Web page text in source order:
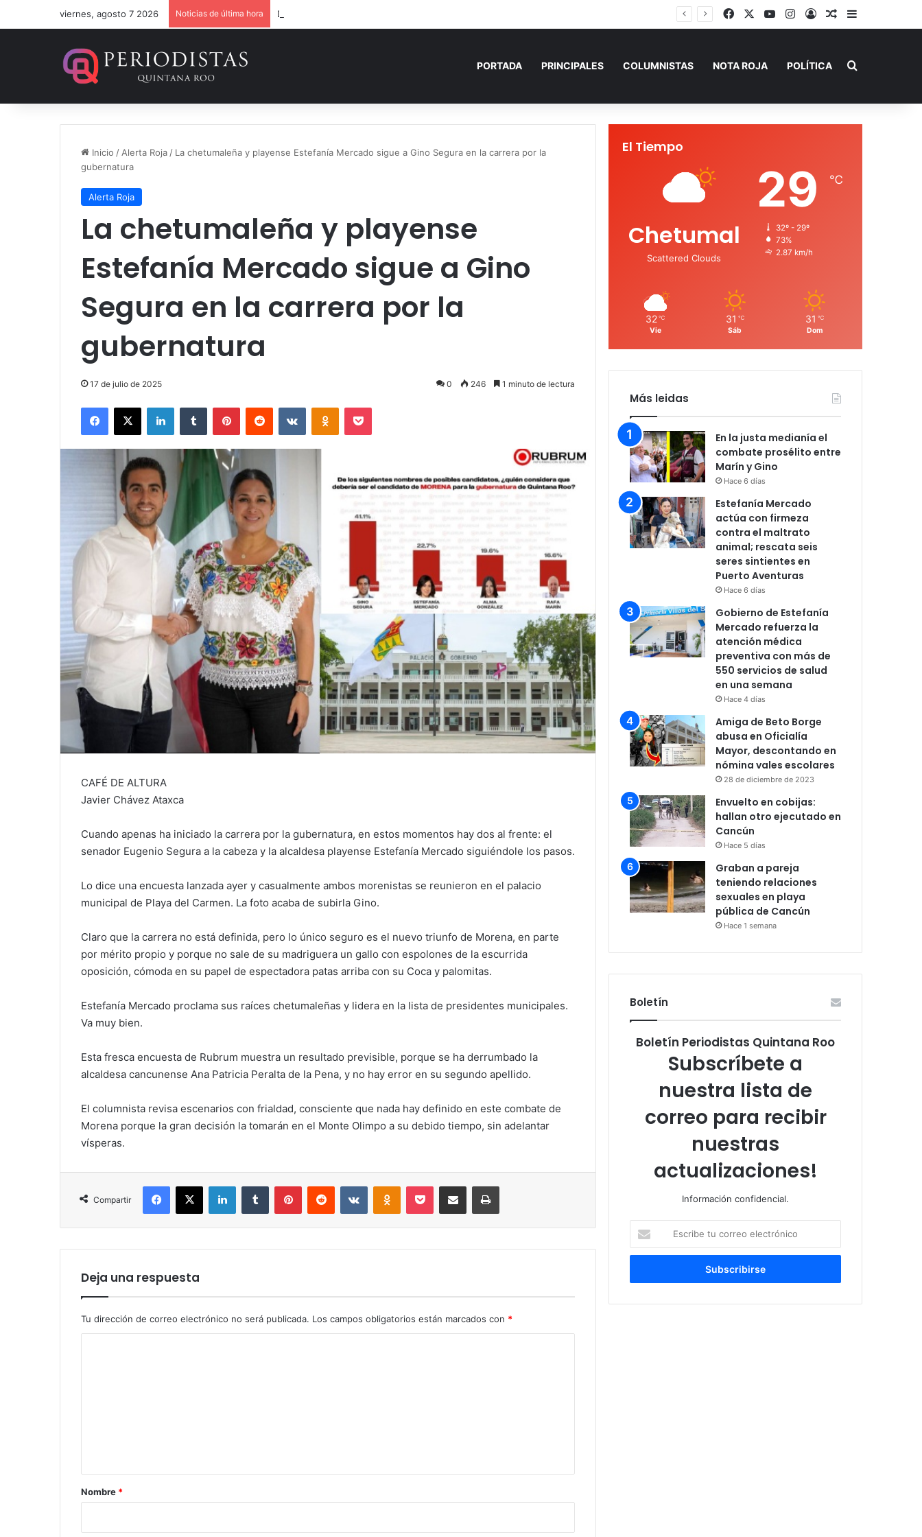
viernes, agosto 7 2026 Noticias de última hora Dan 36 años de prisión por homicidio de cubana en Cancún FacebookYouTubeInstagram
AccesoPublicación al
Barra lateral
PORTADA PRINCIPALES COLUMNISTAS NOTA ROJA POLÍTICA Buscar por
Inicio / Alerta Roja / La chetumaleña y playense Estefanía Mercado sigue a Gino Segura en la carrera por la
gubernatura
Alerta Roja
La chetumaleña y playense
Estefanía Mercado sigue a Gino
Segura en la carrera por la
gubernatura
17 de julio de 2025 0 246 1 minuto de lectura
Facebook
X LinkedInTumblr PinterestReddit VKontakteOdnoklassniki
Pocket
CAFÉ DE ALTURA
Javier Chávez Ataxca
Cuando apenas ha iniciado la carrera por la gubernatura, en estos momentos hay dos al frente: el
senador Eugenio Segura a la cabeza y la alcaldesa playense Estefanía Mercado siguiéndole los pasos.
Lo dice una encuesta lanzada ayer y casualmente ambos morenistas se reunieron en el palacio
municipal de Playa del Carmen. La foto acaba de subirla Gino.
Claro que la carrera no está definida, pero lo único seguro es el nuevo triunfo de Morena, en parte
por mérito propio y porque no sale de su madriguera un gallo con espolones de la escurrida
oposición, cómoda en su papel de espectadora patas arriba con su Coca y palomitas.
Estefanía Mercado proclama sus raíces chetumaleñas y lidera en la lista de presidentes municipales.
Va muy bien.
Esta fresca encuesta de Rubrum muestra un resultado previsible, porque se ha derrumbado la
alcaldesa cancunense Ana Patricia Peralta de la Pena, y no hay error en su segundo apellido.
El columnista revisa escenarios con frialdad, consciente que nada hay definido en este combate de
Morena porque la gran decisión la tomarán en el Monte Olimpo a su debido tiempo, sin adelantar
vísperas.
Compartir
Facebook
X LinkedInTumblr PinterestReddit VKontakteOdnoklassniki
Pocket Compartir por correo electrónicoImprimir
Deja una respuesta
Tu dirección de correo electrónico no será publicada. Los campos obligatorios están marcados con *
rNombre *
El Tiempo
Chetumal
Scattered Clouds
29 ℃
32º - 29º
73%
2.87 km/h
32 ℃
Vie
31 ℃
Sáb
31 ℃
Dom
Más leidas
En la justa medianía el
combate prosélito entre
Marín y Gino
Hace 6 días
Estefanía Mercado
actúa con firmeza
contra el maltrato
animal; rescata seis
seres sintientes en
Puerto Aventuras
Hace 6 días
Gobierno de Estefanía
Mercado refuerza la
atención médica
preventiva con más de
550 servicios de salud
en una semana
Hace 4 días
Amiga de Beto Borge
abusa en Oficialía
Mayor, descontando en
nómina vales escolares
28 de diciembre de 2023
Envuelto en cobijas:
hallan otro ejecutado en
Cancún
Hace 5 días
Graban a pareja
teniendo relaciones
sexuales en playa
pública de Cancún
Hace 1 semana
Boletín
Boletín Periodistas Quintana Roo
Subscríbete a
nuestra lista de
correo para recibir
nuestras
actualizaciones!
Información confidencial.
tu
correo